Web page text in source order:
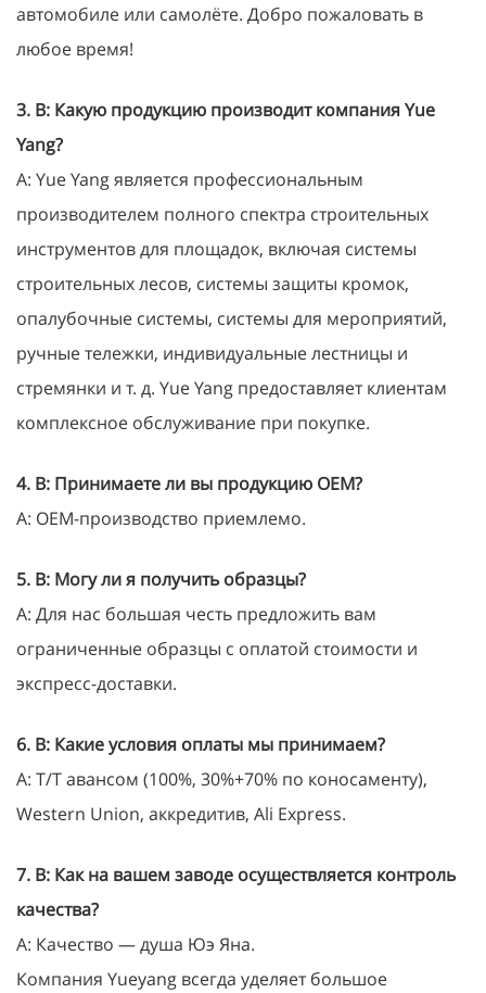
автомобиле или самолёте. Добро пожаловать в
любое время!
3. В: Какую продукцию производит компания Yue
Yang?
A: Yue Yang является профессиональным
производителем полного спектра строительных
инструментов для площадок, включая системы
строительных лесов, системы защиты кромок,
опалубочные системы, системы для мероприятий,
ручные тележки, индивидуальные лестницы и
стремянки и т. д. Yue Yang предоставляет клиентам
комплексное обслуживание при покупке.
4. В: Принимаете ли вы продукцию OEM?
A: OEM-производство приемлемо.
5. В: Могу ли я получить образцы?
A: Для нас большая честь предложить вам
ограниченные образцы с оплатой стоимости и
экспресс-доставки.
6. В: Какие условия оплаты мы принимаем?
A: T/T авансом (100%, 30%+70% по коносаменту),
Western Union, аккредитив, Ali Express.
7. В: Как на вашем заводе осуществляется контроль
качества?
A: Качество — душа Юэ Яна.
Компания Yueyang всегда уделяет большое